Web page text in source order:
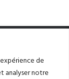
de
analyser notre